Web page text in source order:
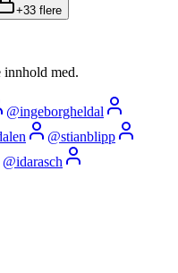
+33 flere
innhold med.
@ingeborgheldal
@stianblipp
@idarasch